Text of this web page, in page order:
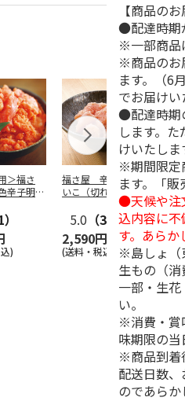
＞福さ
辛子明太
)
福さ屋 辛子めんた
いこ（切れバラ子）
5.0 （3）
2,590円
(送料・税込)
＜お
着
(送
【商品の
●配達時期
※一部商品
※商品のお
ます。（6
でお届けい
●配達時期
します。
けいたしま
※期間限定
ます。「
●天候や注
込内容に
す。あらか
※島しょ（
生もの（
一部・生
い。
※消費・賞
味期限の当
※商品到着
配送日数
のであらか